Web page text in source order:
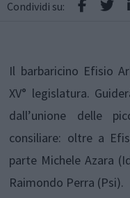
Condividi su:
Il barbaricino Efisio
XV° legislatura.
dall’unione delle
consiliare: oltre a
parte Michele Azara
Raimondo Perra (Psi).